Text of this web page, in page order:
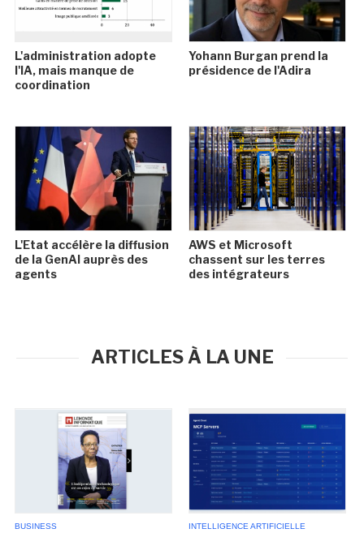
L'administration adopte
l'IA, mais manque de
coordination
Yohann Burgan prend la
présidence de l'Adira
L'Etat accélère la diffusion
de la GenAI auprès des
agents
AWS et Microsoft
chassent sur les terres
des intégrateurs
ARTICLES À LA UNE
BUSINESS INTELLIGENCE ARTIFICIELLE